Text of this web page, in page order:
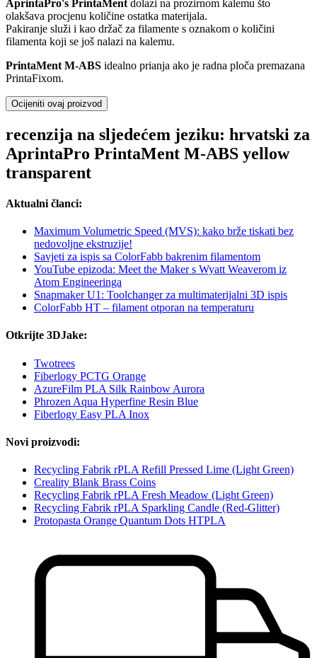
AprintaPro's PrintaMent dolazi na prozirnom kalemu što
olakšava procjenu količine ostatka materijala.
Pakiranje služi i kao držač za filamente s oznakom o količini
filamenta koji se još nalazi na kalemu.
PrintaMent M-ABS idealno prianja ako je radna ploča premazana
PrintaFixom.
Ocijeniti ovaj proizvod
recenzija na sljedećem jeziku: hrvatski za
AprintaPro PrintaMent M-ABS yellow
transparent
Aktualni članci:
Maximum Volumetric Speed (MVS): kako brže tiskati bez
nedovoljne ekstruzije!
Savjeti za ispis sa ColorFabb bakrenim filamentom
YouTube epizoda: Meet the Maker s Wyatt Weaverom iz
Atom Engineeringa
Snapmaker U1: Toolchanger za multimaterijalni 3D ispis
ColorFabb HT – filament otporan na temperaturu
Otkrijte 3DJake:
Twotrees
Fiberlogy PCTG Orange
AzureFilm PLA Silk Rainbow Aurora
Phrozen Aqua Hyperfine Resin Blue
Fiberlogy Easy PLA Inox
Novi proizvodi:
Recycling Fabrik rPLA Refill Pressed Lime (Light Green)
Creality Blank Brass Coins
Recycling Fabrik rPLA Fresh Meadow (Light Green)
Recycling Fabrik rPLA Sparkling Candle (Red-Glitter)
Protopasta Orange Quantum Dots HTPLA